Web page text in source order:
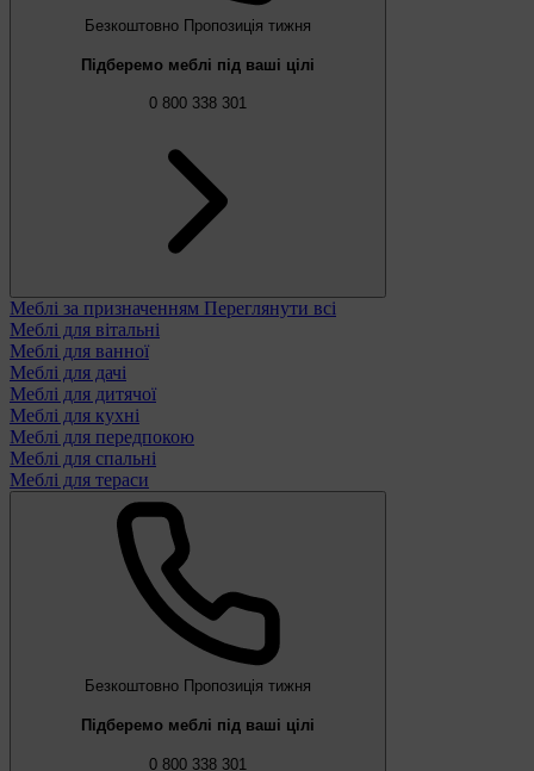
Безкоштовно Пропозиція тижня
Підберемо меблі під ваші цілі
0 800 338 301
Меблі за призначенням Переглянути всі
Меблі для вітальні
Меблі для ванної
Меблі для дачі
Меблі для дитячої
Меблі для кухні
Меблі для передпокою
Меблі для спальні
Меблі для тераси
Безкоштовно Пропозиція тижня
Підберемо меблі під ваші цілі
0 800 338 301